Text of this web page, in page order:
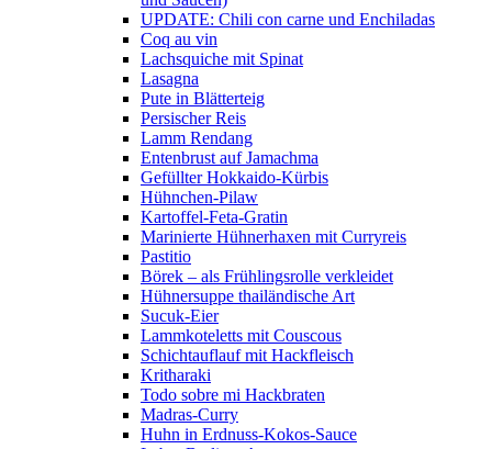
UPDATE: Chili con carne und Enchiladas
Coq au vin
Lachsquiche mit Spinat
Lasagna
Pute in Blätterteig
Persischer Reis
Lamm Rendang
Entenbrust auf Jamachma
Gefüllter Hokkaido-Kürbis
Hühnchen-Pilaw
Kartoffel-Feta-Gratin
Marinierte Hühnerhaxen mit Curryreis
Pastitio
Börek – als Frühlingsrolle verkleidet
Hühnersuppe thailändische Art
Sucuk-Eier
Lammkoteletts mit Couscous
Schichtauflauf mit Hackfleisch
Kritharaki
Todo sobre mi Hackbraten
Madras-Curry
Huhn in Erdnuss-Kokos-Sauce